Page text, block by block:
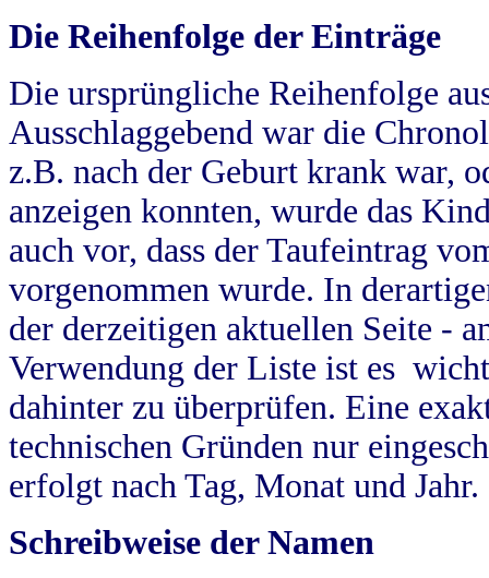
Die Reihenfolge der Einträge
Die ursprüngliche Reihenfolge
Ausschlaggebend war die
z.B. nach der Geburt krank war,
anzeigen konnten, wurde das
auch vor, dass der Taufeintrag
vorgenommen wurde. In
der derzeitigen aktuellen Seite -
Verwendung der Liste ist es
dahinter zu überprüfen. Eine
technischen Gründen nur
erfolgt nach Tag, Monat und Jahr.
Schreibweise der Namen